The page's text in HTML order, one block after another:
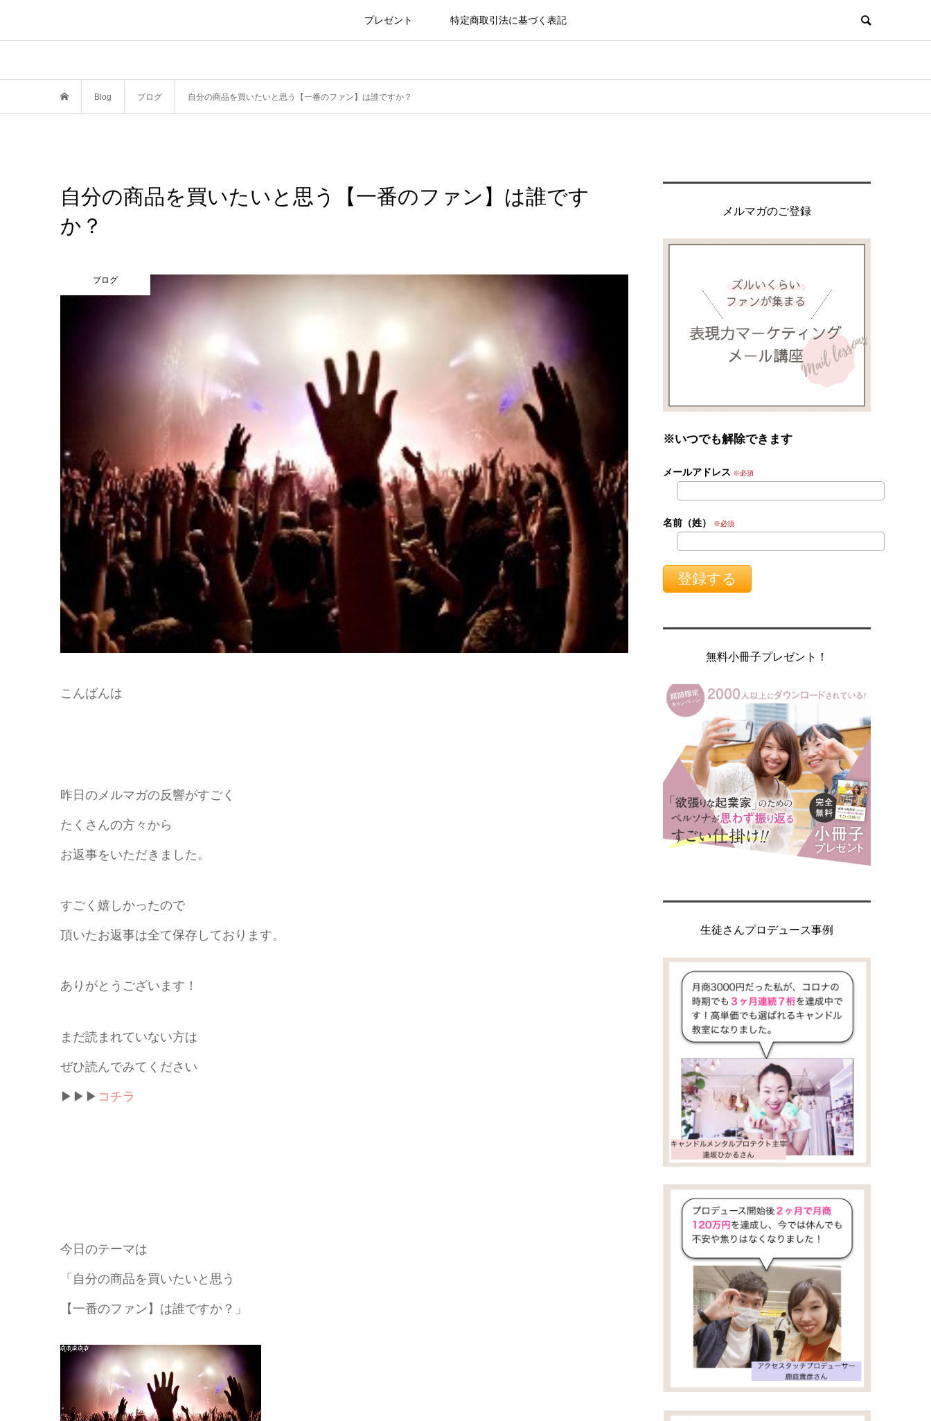
プレゼント 特定商取引法に基づく表記
Blog ブログ 自分の商品を買いたいと思う【一番のファン】は誰ですか？
自分の商品を買いたいと思う【一番のファン】は誰です
か？
ブログ
こんばんは
昨日のメルマガの反響がすごく
たくさんの方々から
お返事をいただきました。
すごく嬉しかったので
頂いたお返事は全て保存しております。
ありがとうございます！
まだ読まれていない方は
ぜひ読んでみてください
▶▶▶ コチラ
今日のテーマは
「自分の商品を買いたいと思う
【一番のファン】は誰ですか？」
メルマガのご登録
※いつでも解除できます
メールアドレス ※必須
名前（姓） ※必須
無料小冊子プレゼント！
生徒さんプロデュース事例